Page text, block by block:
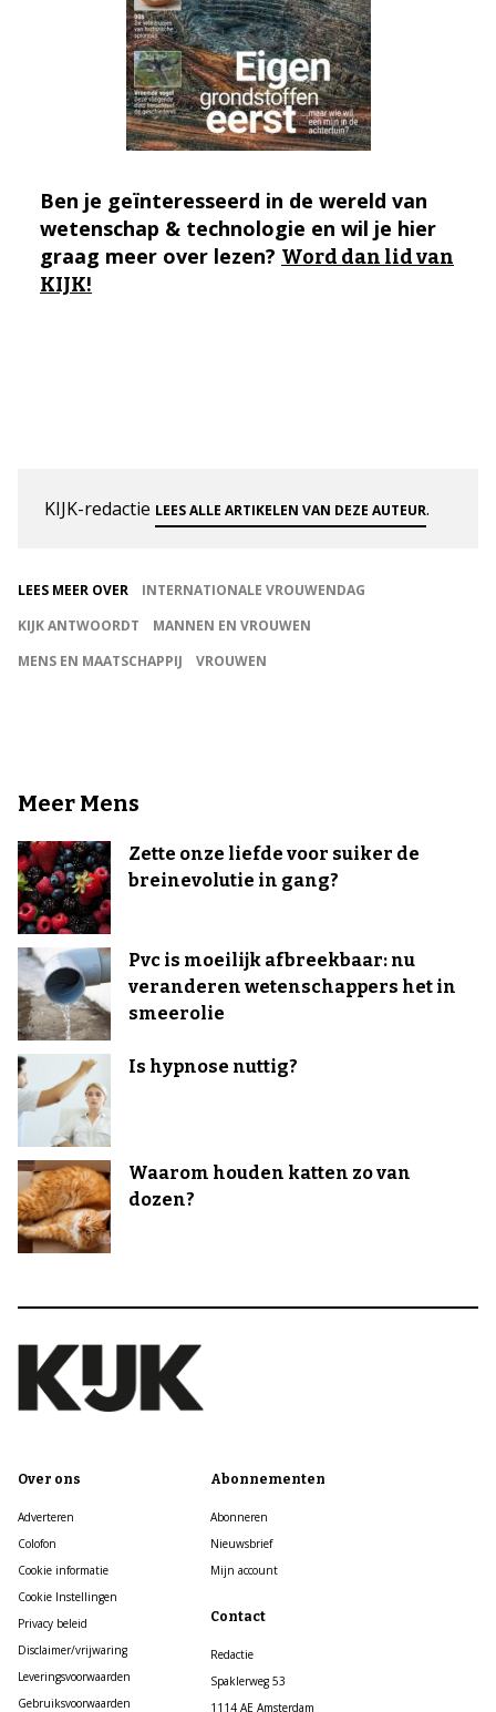
Ben je geïnteresseerd in de wereld van
wetenschap & technologie en wil je hier
graag meer over lezen? Word dan lid van
KIJK!
KIJK-redactie LEES ALLE ARTIKELEN VAN DEZE AUTEUR.
LEES MEER OVER
INTERNATIONALE VROUWENDAG
KIJK ANTWOORDT
MANNEN EN VROUWEN
MENS EN MAATSCHAPPIJ
VROUWEN
Meer Mens
Zette onze liefde voor suiker de
breinevolutie in gang?
Pvc is moeilijk afbreekbaar: nu
veranderen wetenschappers het in
smeerolie
Is hypnose nuttig?
Waarom houden katten zo van
dozen?
Over ons
Adverteren
Colofon
Cookie informatie
Cookie Instellingen
Privacy beleid
Disclaimer/vrijwaring
Leveringsvoorwaarden
Gebruiksvoorwaarden
Abonnementen
Abonneren
Nieuwsbrief
Mijn account
Contact
Redactie
Spaklerweg 53
1114 AE Amsterdam